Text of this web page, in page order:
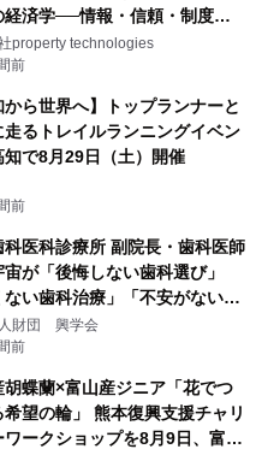
経済学──情報・信頼・制度を
はどう組み替えるか）｜
Lab
property technologies
前
から世界へ】トップランナーと
走るトレイルランニングイベン
知で8月29日（土）開催
前
科医科診療所 副院長・歯科医師
が「後悔しない歯科選び」
ない歯科治療」「不安がない治
をテーマに専門監修
財団 興学会
前
胡蝶蘭×富山産ジニア「花でつ
希望の輪」 熊本復興支援チャリ
ワークショップを8月9日、富